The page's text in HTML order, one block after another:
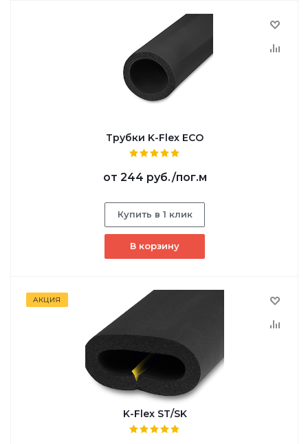
Трубки K-Flex ECO
от 244 руб./пог.м
Купить в 1 клик
В корзину
АКЦИЯ
K-Flex ST/SK